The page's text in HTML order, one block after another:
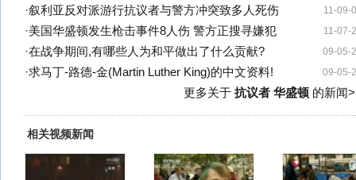
11-09-
·叙利亚反对派游行抗议者与警方冲突致多人死伤
11-07-
·美国华盛顿发生枪击事件8人伤 警方正搜寻嫌犯
09-05-
·在战争期间,有哪些人为和平做出了什么贡献?
09-05-
·求马丁-路德-金(Martin Luther King)的中文资料!
更多关于 抗议者 华盛顿的新闻
相关视频新闻